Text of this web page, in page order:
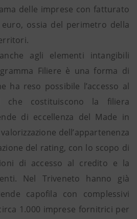
delle imprese con fatturato
ossia del perimetro della
agli elementi intangibili
Filiere è una forma di
ha reso possibile l’accesso al
costituiscono la filiera
di eccellenza del Made in
dell’appartenenza
del rating, con lo scopo di
di accesso al credito e la
Nel Triveneto hanno già
capofila con complessivi
1.000 imprese fornitrici per